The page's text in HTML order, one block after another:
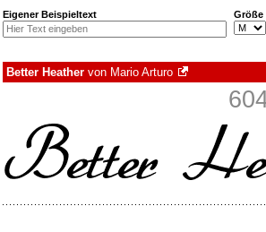
Eigener Beispieltext Größe
Better Heather von Mario Arturo